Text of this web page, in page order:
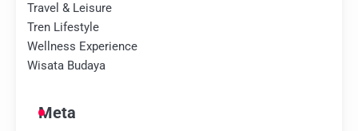
Travel & Leisure
Tren Lifestyle
Wellness Experience
Wisata Budaya
Meta